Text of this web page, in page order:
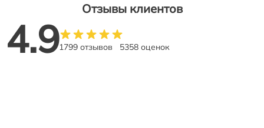
Отзывы клиентов
4.91799 отзывов 5358 оценок